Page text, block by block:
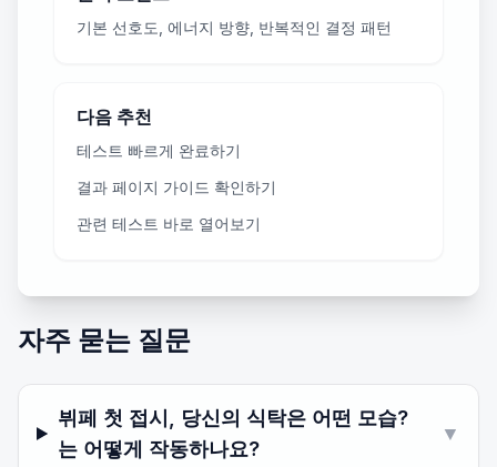
기본 선호도, 에너지 방향, 반복적인 결정 패턴
다음 추천
테스트 빠르게 완료하기
결과 페이지 가이드 확인하기
관련 테스트 바로 열어보기
자주 묻는 질문
뷔페 첫 접시, 당신의 식탁은 어떤 모습?
는 어떻게 작동하나요?
▼